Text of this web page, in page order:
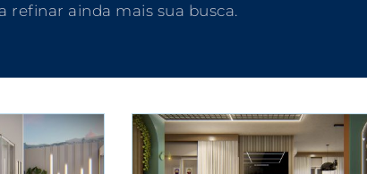
refinar ainda mais sua busca.